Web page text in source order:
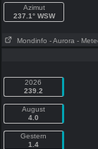
Azimut
237.1° WSW
Mondinfo - Aurora -
2026
239.2
August
4.0
Gestern
1.4